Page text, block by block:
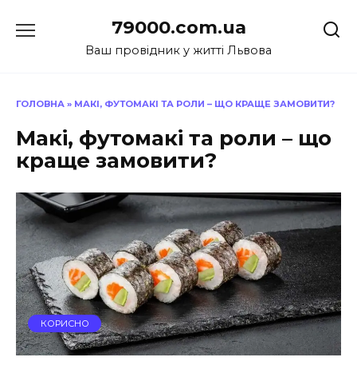
до
79000.com.ua
Ваш провідник у житті Львова
ГОЛОВНА » МАКІ, ФУТОМАКІ ТА РОЛИ – ЩО КРАЩЕ ЗАМОВИТИ?
Макі, футомакі та роли – що
краще замовити?
КОРИСНО